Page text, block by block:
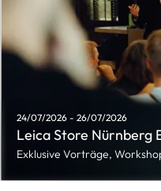
24/07/2026 - 26/07/2026
Leica Store Nürnberg
Exklusive Vorträge,